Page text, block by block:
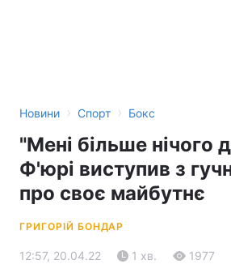
Новини › Спорт › Бокс
"Мені більше нічого
Ф'юрі виступив з
про своє майбутнє
ГРИГОРІЙ БОНДАР
12:57, 20.04.22 1 хв. 1977